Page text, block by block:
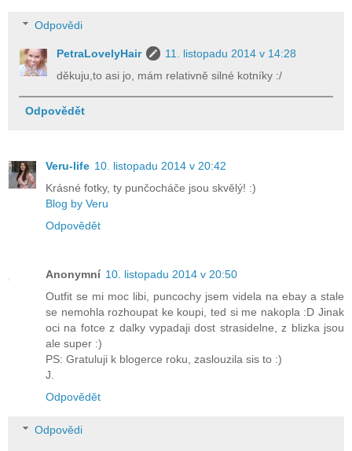
Odpovědi
PetraLovelyHair
11. listopadu 2014 v 14:28
děkuju,to asi jo, mám relativně silné kotníky :/
Odpovědět
Veru-life 10. listopadu 2014 v 20:42
Krásné fotky, ty punčocháče jsou skvělý! :)
Blog by Veru
Odpovědět
Anonymní 10. listopadu 2014 v 20:50
Outfit se mi moc libi, puncochy jsem videla na ebay a stale
se nemohla rozhoupat ke koupi, ted si me nakopla :D Jinak
oci na fotce z dalky vypadaji dost strasidelne, z blizka jsou
ale super :)
PS: Gratuluji k blogerce roku, zaslouzila sis to :)
J.
Odpovědět
Odpovědi